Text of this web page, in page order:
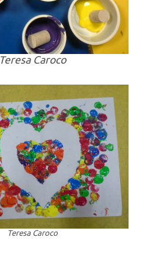
Teresa Caroco
Teresa Caroco